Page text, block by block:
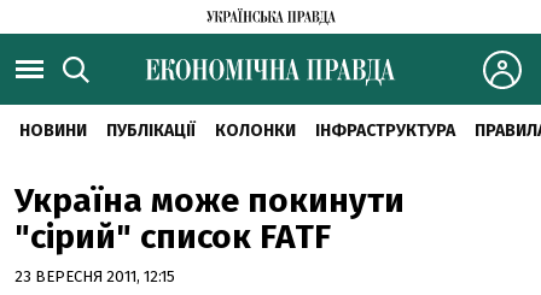
НОВИНИ ПУБЛІКАЦІЇ КОЛОНКИ ІНФРАСТРУКТУРА
Україна може покинути
"сірий" список FATF
23 ВЕРЕСНЯ 2011, 12:15